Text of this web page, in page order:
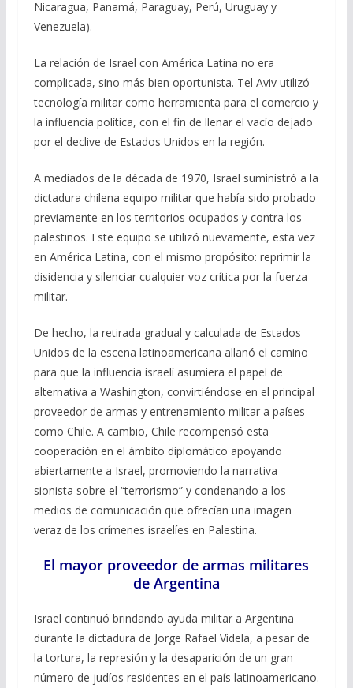
Nicaragua, Panamá, Paraguay, Perú, Uruguay y
Venezuela).
La relación de Israel con América Latina no era
complicada, sino más bien oportunista. Tel Aviv utilizó
tecnología militar como herramienta para el comercio y
la influencia política, con el fin de llenar el vacío dejado
por el declive de Estados Unidos en la región.
A mediados de la década de 1970, Israel suministró a la
dictadura chilena equipo militar que había sido probado
previamente en los territorios ocupados y contra los
palestinos. Este equipo se utilizó nuevamente, esta vez
en América Latina, con el mismo propósito: reprimir la
disidencia y silenciar cualquier voz crítica por la fuerza
militar.
De hecho, la retirada gradual y calculada de Estados
Unidos de la escena latinoamericana allanó el camino
para que la influencia israelí asumiera el papel de
alternativa a Washington, convirtiéndose en el principal
proveedor de armas y entrenamiento militar a países
como Chile. A cambio, Chile recompensó esta
cooperación en el ámbito diplomático apoyando
abiertamente a Israel, promoviendo la narrativa
sionista sobre el “terrorismo” y condenando a los
medios de comunicación que ofrecían una imagen
veraz de los crímenes israelíes en Palestina.
El mayor proveedor de armas militares
de Argentina
Israel continuó brindando ayuda militar a Argentina
durante la dictadura de Jorge Rafael Videla, a pesar de
la tortura, la represión y la desaparición de un gran
número de judíos residentes en el país latinoamericano.